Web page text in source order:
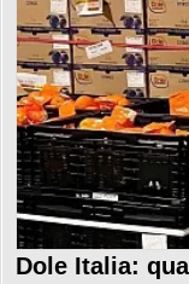
Dole Italia: